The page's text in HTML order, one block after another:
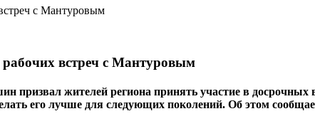
встреч с Мантуровым
призвал жителей региона принять участие в досрочных
его лучше для следующих поколений. Об этом